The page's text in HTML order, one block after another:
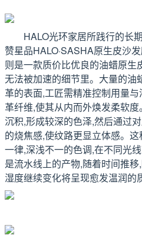
HALO光环家居所践行的长
赞星品HALO·SASHA原生皮沙
则是一款质价比优良的油蜡原生
无法被加速的细节里。大量的油
革的表面,工匠需精准控制用量
革纤维,使其从内而外焕发柔软
沉积,形成较深的色泽,然后通过
的烧焦感,使纹路更显立体感。
一律,深浅不一的色调,在不同光
是流水线上的产物,随着时间推
湿度继续变化将呈现愈发温润的